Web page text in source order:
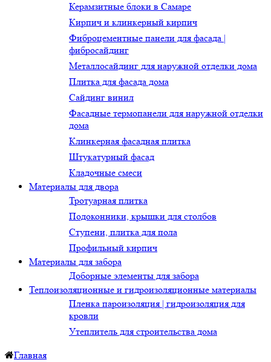
Керамзитные блоки в Самаре
Кирпич и клинкерный кирпич
Фиброцементные панели для фасада |
фибросайдинг
Металлосайдинг для наружной отделки дома
Плитка для фасада дома
Сайдинг винил
Фасадные термопанели для наружной отделки
дома
Клинкерная фасадная плитка
Штукатурный фасад
Кладочные смеси
Материалы для двора
Тротуарная плитка
Подоконники, крышки для столбов
Ступени, плитка для пола
Профильный кирпич
Материалы для забора
Доборные элементы для забора
Теплоизоляционные и гидроизоляционные материалы
Пленка пароизоляция | гидроизоляция для
кровли
Утеплитель для строительства дома
Главная